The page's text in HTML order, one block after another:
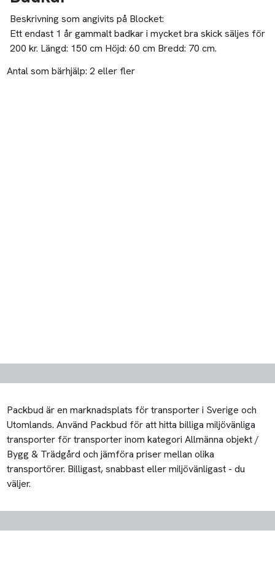
Beskrivning som angivits på Blocket:
Ett endast 1 år gammalt badkar i mycket bra skick säljes för
200 kr. Längd: 150 cm Höjd: 60 cm Bredd: 70 cm.
Antal som bärhjälp: 2 eller fler
Packbud är en marknadsplats för transporter i Sverige och
Utomlands. Använd Packbud för att hitta billiga miljövänliga
transporter för transporter inom kategori Allmänna objekt /
Bygg & Trädgård och jämföra priser mellan olika
transportörer. Billigast, snabbast eller miljövänligast - du
väljer.